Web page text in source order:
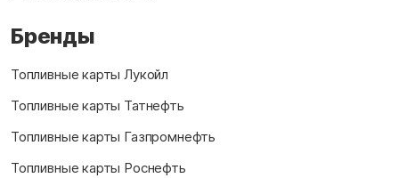
Бренды
Топливные карты Лукойл
Топливные карты Татнефть
Топливные карты Газпромнефть
Топливные карты Роснефть